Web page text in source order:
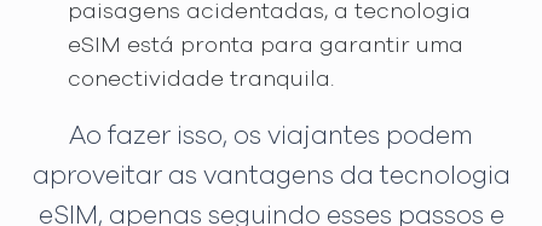
paisagens acidentadas, a tecnologia
eSIM está pronta para garantir uma
conectividade tranquila.
Ao fazer isso, os viajantes podem
aproveitar as vantagens da tecnologia
eSIM, apenas seguindo esses passos e